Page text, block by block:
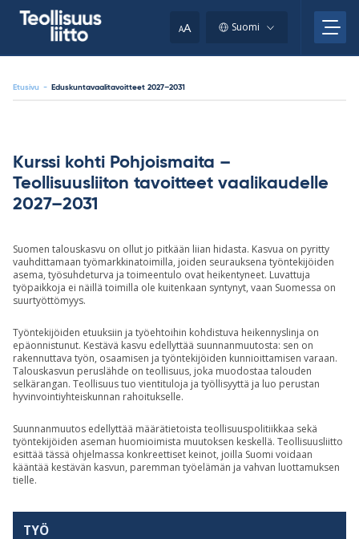
AA Suomi
Etusivu - Eduskuntavaalitavoitteet 2027–2031
Kurssi kohti Pohjoismaita –
Teollisuusliiton tavoitteet vaalikaudelle
2027–2031
Suomen talouskasvu on ollut jo pitkään liian hidasta. Kasvua on pyritty
vauhdittamaan työmarkkinatoimilla, joiden seurauksena työntekijöiden
asema, työsuhdeturva ja toimeentulo ovat heikentyneet. Luvattuja
työpaikkoja ei näillä toimilla ole kuitenkaan syntynyt, vaan Suomessa on
suurtyöttömyys.
Työntekijöiden etuuksiin ja työehtoihin kohdistuva heikennyslinja on
epäonnistunut. Kestävä kasvu edellyttää suunnanmuutosta: sen on
rakennuttava työn, osaamisen ja työntekijöiden kunnioittamisen varaan.
Talouskasvun peruslähde on teollisuus, joka muodostaa talouden
selkärangan. Teollisuus tuo vientituloja ja työllisyyttä ja luo perustan
hyvinvointiyhteiskunnan rahoitukselle.
Suunnanmuutos edellyttää määrätietoista teollisuuspolitiikkaa sekä
työntekijöiden aseman huomioimista muutoksen keskellä. Teollisuusliitto
esittää tässä ohjelmassa konkreettiset keinot, joilla Suomi voidaan
kääntää kestävän kasvun, paremman työelämän ja vahvan luottamuksen
tielle.
TYÖ
clipboard.)